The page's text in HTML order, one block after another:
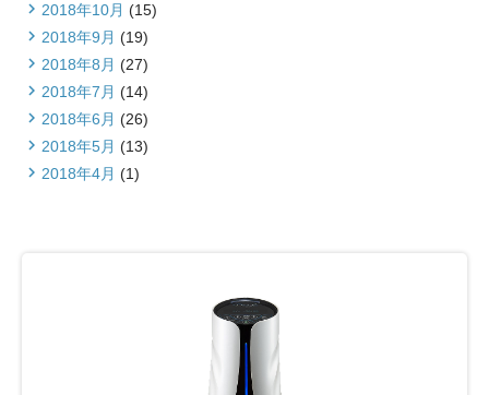
2018年10月 (15)
2018年9月 (19)
2018年8月 (27)
2018年7月 (14)
2018年6月 (26)
2018年5月 (13)
2018年4月 (1)